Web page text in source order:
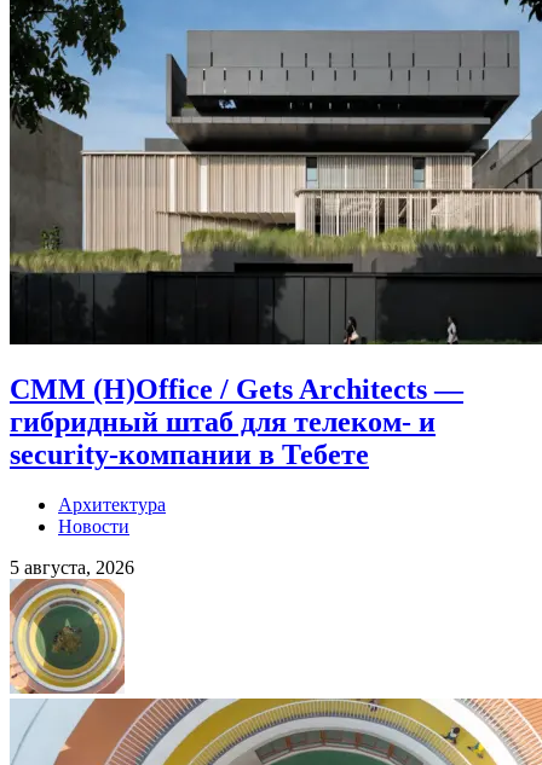
CMM (H)Office / Gets Architects —
гибридный штаб для телеком- и
security-компании в Тебете
Архитектура
Новости
5 августа, 2026